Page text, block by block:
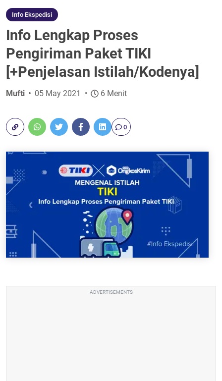
Info Ekspedisi
Info Lengkap Proses
Pengiriman Paket TIKI
[+Penjelasan Istilah/Kodenya]
Mufti 05 May 2021 6 Menit
0
ADVERTISEMENTS